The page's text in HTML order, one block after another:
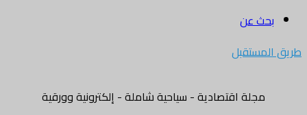
بحث عن
طريق المستقبل
مجلة اقتصادية - سياحية شاملة - إلكترونية وورقية